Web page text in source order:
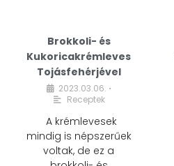
Brokkoli- és
Kukoricakrémleves
Tojásfehérjével
2023.03.06. •
Receptek
A krémlevesek
mindig is népszerűek
voltak, de ez a